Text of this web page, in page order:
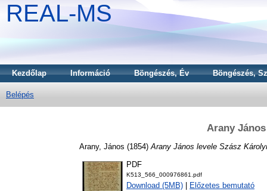
REAL-MS
Kezdőlap Információ Böngészés, Év Böngészés,
Belépés
Arany
Arany, János (1854) Arany János levele Szász
PDF
K513_566_000976861.pdf
Download (5MB) Előzetes bemutató